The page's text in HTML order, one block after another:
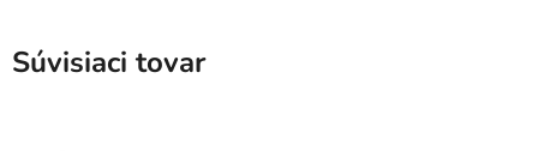
Súvisiaci tovar